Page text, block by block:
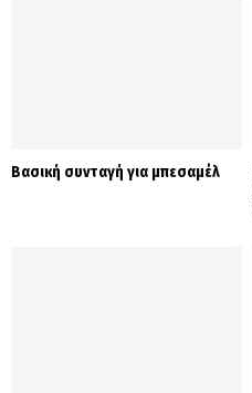
Βασική συνταγή για μπεσαμέλ